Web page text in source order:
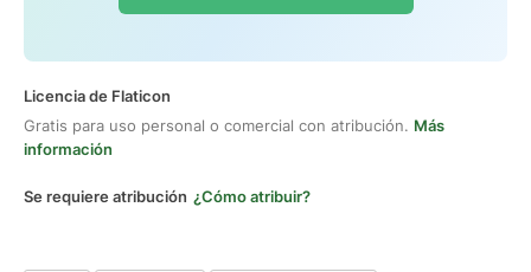
Licencia de Flaticon
Gratis para uso personal o comercial con atribución. Más
información
Se requiere atribución ¿Cómo atribuir?